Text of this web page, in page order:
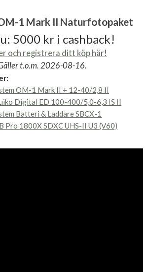
1 Mark II Naturfotopaket
5000 kr i cashback!
och registrera ditt köp här!
t.o.m. 2026-08-16.
OM-1 Mark II + 12-40/2,8 II
Digital ED 100-400/5,0-6,3 IS II
Batteri & Laddare SBCX-1
Pro 1800X SDXC UHS-II U3 (V60)